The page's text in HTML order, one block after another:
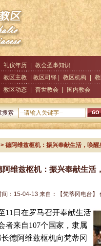
礼仪年历 教会圣事知识
教区主教 | 教区司铎 | 教区机构
教区动态 普世教会 国内教会
搜索
> 德阿维兹枢机：振兴奉献生活，唤醒
阿维兹枢机：振兴奉献生活
： 15-04-13 来自： 【梵蒂冈电台】
11 日在罗马召开奉献生活
者来自107个国家，隶属
德阿维兹枢机向梵蒂冈